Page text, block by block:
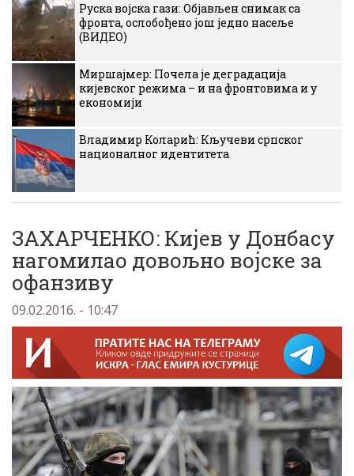
Руска војска гази: Објављен снимак са
фронта, ослобођено још једно насеље
(ВИДЕО)
Миршајмер: Почела је деградација
кијевског режима – и на фронтовима и у
економији
Владимир Коларић: Кључеви српског
националног идентитета
ЗАХАРЧЕНКО: Кијев у Донбасу
нагомилао довољно војске за
офанзиву
09.02.2016. - 10:47